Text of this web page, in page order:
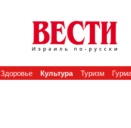
Здоровье Культура Туризм